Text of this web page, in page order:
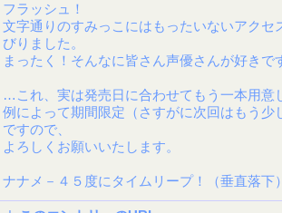
フラッシュ！
文字通りのすみっこにはもったいないアクセ
びりました。
まったく！そんなに皆さん声優さんが好き
…これ、実は発売日に合わせてもう一本用意
例によって期間限定（さすがに次回はもう少
ですので、
よろしくお願いいたします。
ナナメ－４５度にタイムリープ！（垂直落下